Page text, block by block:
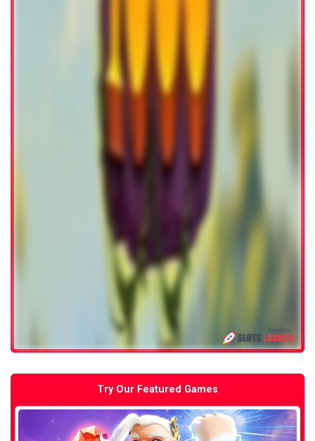
Try Our Featured Games